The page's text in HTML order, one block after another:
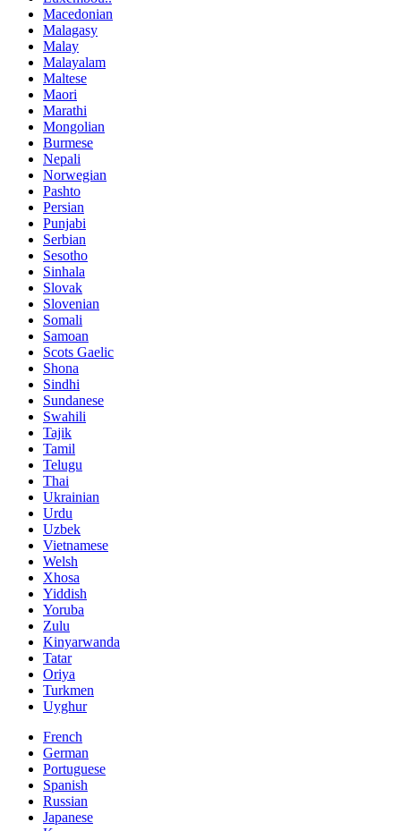
Macedonian
Malagasy
Malay
Malayalam
Maltese
Maori
Marathi
Mongolian
Burmese
Nepali
Norwegian
Pashto
Persian
Punjabi
Serbian
Sesotho
Sinhala
Slovak
Slovenian
Somali
Samoan
Scots Gaelic
Shona
Sindhi
Sundanese
Swahili
Tajik
Tamil
Telugu
Thai
Ukrainian
Urdu
Uzbek
Vietnamese
Welsh
Xhosa
Yiddish
Yoruba
Zulu
Kinyarwanda
Tatar
Oriya
Turkmen
Uyghur
French
German
Portuguese
Spanish
Russian
Japanese